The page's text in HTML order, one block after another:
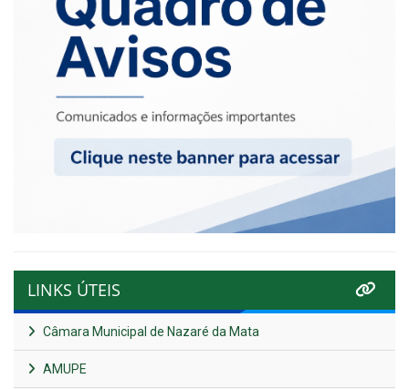
LINKS ÚTEIS
Câmara Municipal de Nazaré da Mata
AMUPE